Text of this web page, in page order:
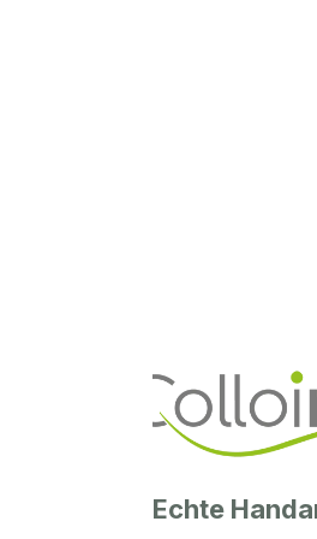
Echte